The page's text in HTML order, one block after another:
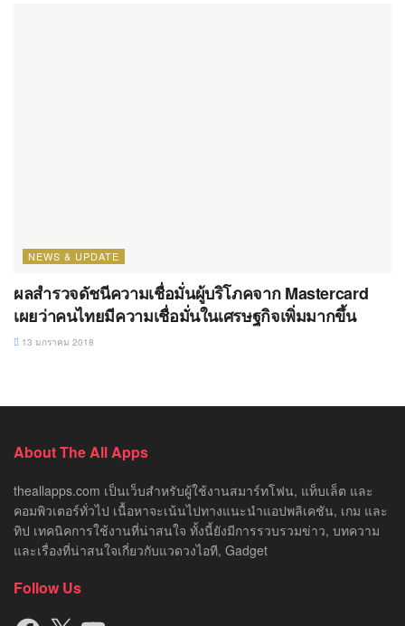
NEWS & UPDATE
ผลสำรวจดัชนีความเชื่อมั่นผู้บริโภคจาก Mastercard
เผยว่าคนไทยมีความเชื่อมั่นในเศรษฐกิจเพิ่มมากขึ้น
13 มกราคม 2018
About The All Apps
theallapps.com เป็นเว็บสำหรับผู้ใช้งานสมาร์ทโฟน, แท็บเล็ต และ
คอมพิวเตอร์ทั่วไป เนื้อหาจะเน้นไปทางแนะนำแอปพลิเคชัน, เกม และ
ทิป เทคนิคการใช้งานที่น่าสนใจ ทั้งนี้ยังมีการรวบรวมข่าว, บทความ
และเรื่องที่น่าสนใจเกี่ยวกับแวดวงไอที, Gadget
Follow Us
Facebook
X YouTube